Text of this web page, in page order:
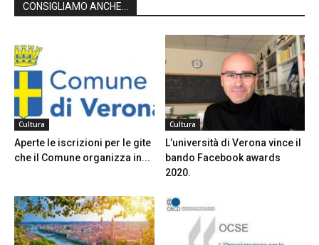
CONSIGLIAMO ANCHE...
Cultura
Aperte le iscrizioni per le gite
che il Comune organizza in...
Cultura
L’università di Verona vince il
bando Facebook awards
2020.